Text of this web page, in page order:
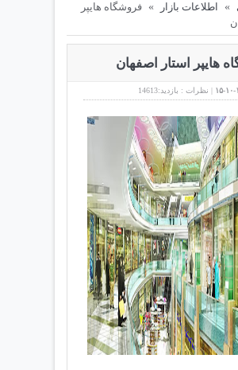
» اطلاعات بازار » فروشگاه هایپر
هایپر استار اصفهان
| نظرات : بازدید:14613